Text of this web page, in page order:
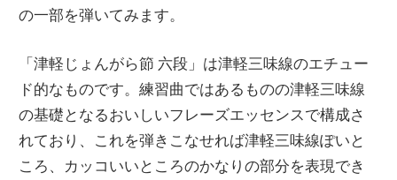
の一部を弾いてみます。
「津軽じょんがら節 六段」は津軽三味線のエチュー
ド的なものです。練習曲ではあるものの津軽三味線
の基礎となるおいしいフレーズエッセンスで構成さ
れており、これを弾きこなせれば津軽三味線ぽいと
ころ、カッコいいところのかなりの部分を表現でき